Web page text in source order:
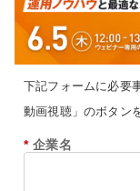
下記フォームに必要
動画視聴」のボタン
* 企業名